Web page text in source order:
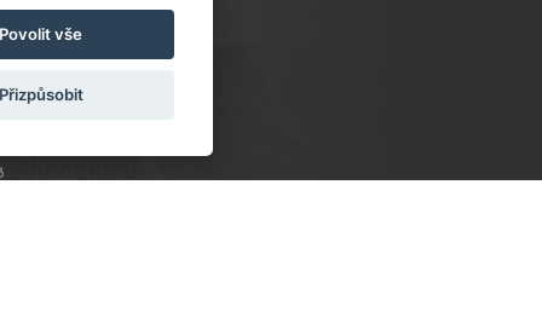
Povolit vše
Přizpůsobit